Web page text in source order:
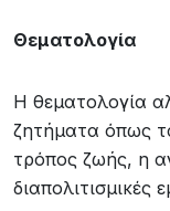
Θεματολογία
Η θεματολογία
ζητήματα όπως
τρόπος ζωής, η
διαπολιτισμικές